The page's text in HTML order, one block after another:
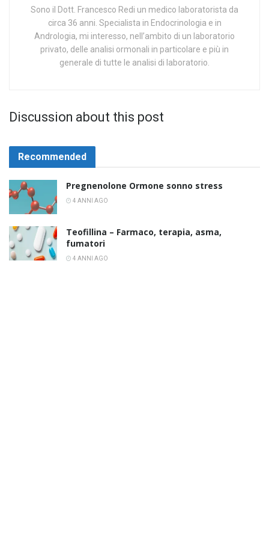
Sono il Dott. Francesco Redi un medico laboratorista da
circa 36 anni. Specialista in Endocrinologia e in
Andrologia, mi interesso, nell’ambito di un laboratorio
privato, delle analisi ormonali in particolare e più in
generale di tutte le analisi di laboratorio.
Discussion about this post
Recommended
Pregnenolone Ormone sonno stress
4 ANNI AGO
Teofillina – Farmaco, terapia, asma,
fumatori
4 ANNI AGO